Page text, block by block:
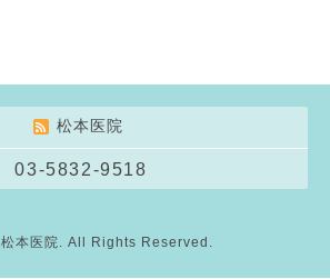
松本医院
03-5832-9518
松本医院. All Rights Reserved.